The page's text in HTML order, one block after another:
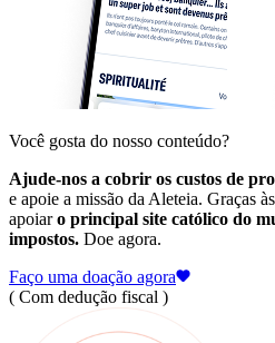
Você gosta do nosso conteúdo?
Ajude-nos a cobrir os custos de
e apoie a missão da Aleteia. Graças
apoiaro principal site católico do
impostos. Doe agora.
Faço uma doação agora
( Com dedução fiscal )